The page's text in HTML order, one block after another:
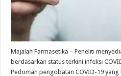
Majalah Farmasetika – Peneliti
berdasarkan status terkini infeksi
Pedoman pengobatan COVID-19